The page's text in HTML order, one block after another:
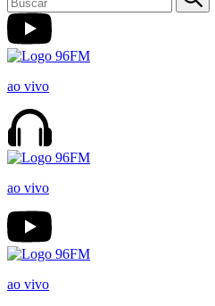
ao vivo
ao vivo
ao vivo